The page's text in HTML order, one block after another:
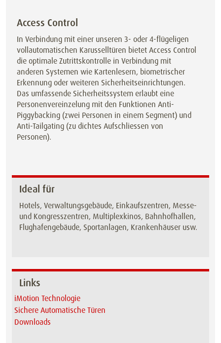
Access Control
In Verbindung mit einer unseren 3- oder 4-flügeligen
vollautomatischen Karusselltüren bietet Access Control
die optimale Zutrittskontrolle in Verbindung mit
anderen Systemen wie Kartenlesern, biometrischer
Erkennung oder weiteren Sicherheitseinrichtungen.
Das umfassende Sicherheitssystem erlaubt eine
Personenvereinzelung mit den Funktionen Anti-
Piggybacking (zwei Personen in einem Segment) und
Anti-Tailgating (zu dichtes Aufschliessen von
Personen).
Ideal für
Hotels, Verwaltungsgebäude, Einkaufszentren, Messe-
und Kongresszentren, Multiplexkinos, Bahnhofhallen,
Flughafengebäude, Sportanlagen, Krankenhäuser usw.
Links
iMotion Technologie
Sichere Automatische Türen
Downloads